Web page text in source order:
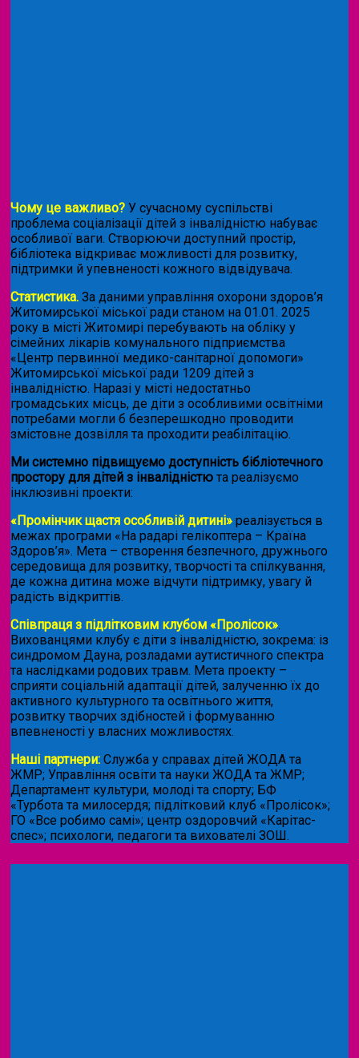
Чому це важливо? У сучасному суспільстві
проблема соціалізації дітей з інвалідністю набуває
особливої ваги. Створюючи доступний простір,
бібліотека відкриває можливості для розвитку,
підтримки й упевненості кожного відвідувача.
Статистика. За даними управління охорони здоров’я
Житомирської міської ради станом на 01.01. 2025
року в місті Житомирі перебувають на обліку у
сімейних лікарів комунального підприємства
«Центр первинної медико-санітарної допомоги»
Житомирської міської ради 1209 дітей з
інвалідністю. Наразі у місті недостатньо
громадських місць, де діти з особливими освітніми
потребами могли б безперешкодно проводити
змістовне дозвілля та проходити реабілітацію.
Ми системно підвищуємо доступність бібліотечного
простору для дітей з інвалідністю та реалізуємо
інклюзивні проекти:
«Промінчик щастя особливій дитині» реалізується в
межах програми «На радарі гелікоптера – Країна
Здоров’я». Мета – створення безпечного, дружнього
середовища для розвитку, творчості та спілкування,
де кожна дитина може відчути підтримку, увагу й
радість відкриттів.
Співпраця з підлітковим клубом «Пролісок».
Вихованцями клубу є діти з інвалідністю, зокрема: із
синдромом Дауна, розладами аутистичного спектра
та наслідками родових травм. Мета проекту –
сприяти соціальній адаптації дітей, залученню їх до
активного культурного та освітнього життя,
розвитку творчих здібностей і формуванню
впевненості у власних можливостях.
Наші партнери: Служба у справах дітей ЖОДА та
ЖМР; Управління освіти та науки ЖОДА та ЖМР;
Департамент культури, молоді та спорту; БФ
«Турбота та милосердя; підлітковий клуб «Пролісок»;
ГО «Все робимо самі»; центр оздоровчий «Карітас-
спес»; психологи, педагоги та вихователі ЗОШ.